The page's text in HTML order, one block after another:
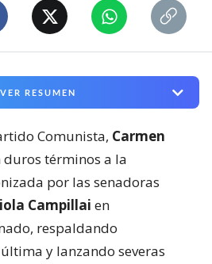
VER RESUMEN
Comunista, Carmen
duros términos a la
por las senadoras
Campillai en
respaldando
y lanzando severas